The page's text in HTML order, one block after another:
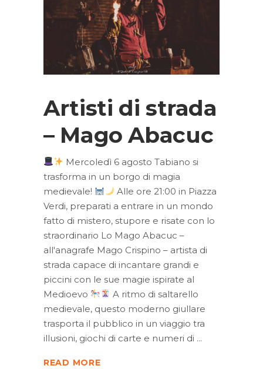
Artisti di strada
– Mago Abacuc
Mercoledì 6 agosto Tabiano si
trasforma in un borgo di magia
medievale!
Alle ore 21:00 in Piazza
Verdi, preparati a entrare in un mondo
fatto di mistero, stupore e risate con lo
straordinario Lo Mago Abacuc –
all'anagrafe Mago Crispino – artista di
strada capace di incantare grandi e
piccini con le sue magie ispirate al
Medioevo
A ritmo di saltarello
medievale, questo moderno giullare
trasporta il pubblico in un viaggio tra
illusioni, giochi di carte e numeri di
READ MORE